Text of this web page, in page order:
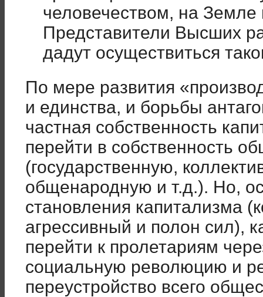
человечеством, на
Представители Высших
дадут осуществиться
По мере развития
и единства, и борьбы
частная собственность
перейти в собственность
(государственную,
общенародную и т.д.). Но,
становления капитализма
агрессивный и полон сил),
перейти к пролетариям
социальную революцию и
переустройство всего